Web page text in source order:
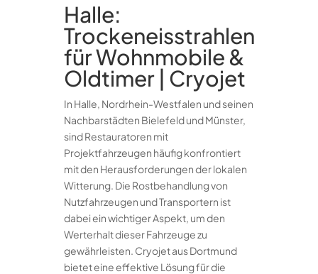
Halle:
Trockeneisstrahlen
für Wohnmobile &
Oldtimer | Cryojet
In Halle, Nordrhein-Westfalen und seinen
Nachbarstädten Bielefeld und Münster,
sind Restauratoren mit
Projektfahrzeugen häufig konfrontiert
mit den Herausforderungen der lokalen
Witterung. Die Rostbehandlung von
Nutzfahrzeugen und Transportern ist
dabei ein wichtiger Aspekt, um den
Werterhalt dieser Fahrzeuge zu
gewährleisten. Cryojet aus Dortmund
bietet eine effektive Lösung für die